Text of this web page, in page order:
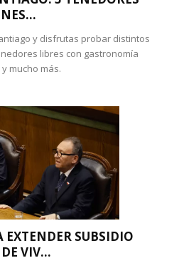
y disfrutas probar distintos
libres con gastronomía
mucho más.
EXTENDER SUBSIDIO
VIV...